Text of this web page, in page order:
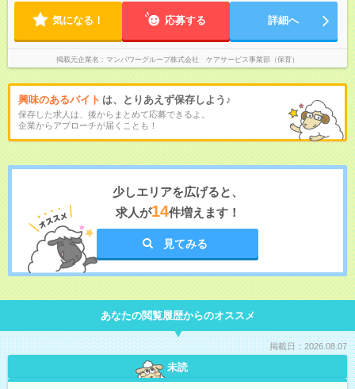
気になる！ 応募する 詳細へ
掲載元企業名 マンパワーグループ株式会社 ケアサービス事業部（保育）
興味のあるバイト は、とりあえず保存しよう♪
保存した求人は、後からまとめて応募できるよ。
企業からアプローチが届くことも！
少しエリアを広げると、
求人が14件増えます！
見てみる
あなたの閲覧履歴からのオススメ
掲載日：2026.08.07
未読